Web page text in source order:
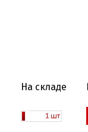
На складе